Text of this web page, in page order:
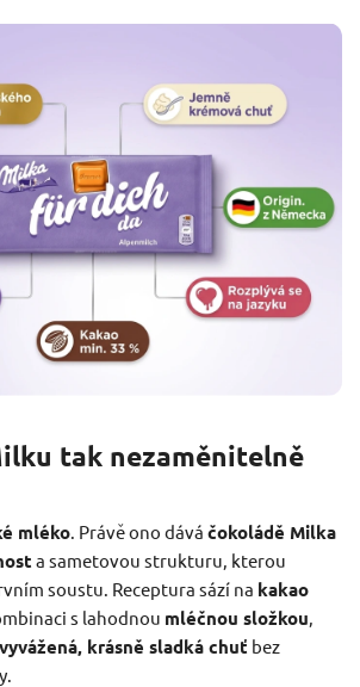
tak nezaměnitelně
mléko . Právě ono dává čokoládě Milka
a sametovou strukturu, kterou
soustu. Receptura sází na kakao
s lahodnou mléčnou složkou
vyvážená, krásně sladká chuť bez